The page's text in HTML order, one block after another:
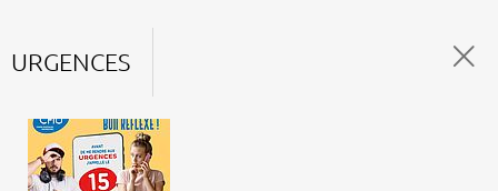
URGENCES